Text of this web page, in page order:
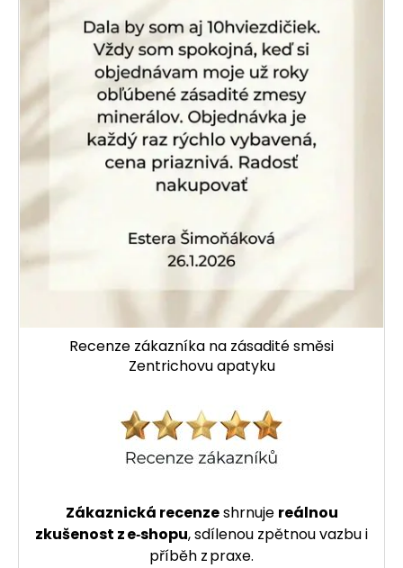
Recenze zákazníka na zásadité směsi
Zentrichovu apatyku
Zákaznická recenzeshrnuje reálnou
zkušenost z e‑shopu, sdílenou zpětnou vazbu i
příběh z praxe.